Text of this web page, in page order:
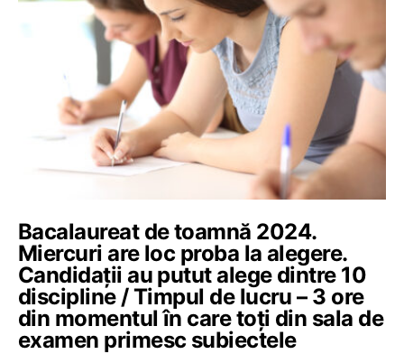
Bacalaureat de toamnă 2024.
Miercuri are loc proba la alegere.
Candidații au putut alege dintre 10
discipline / Timpul de lucru – 3 ore
din momentul în care toți din sala de
examen primesc subiectele